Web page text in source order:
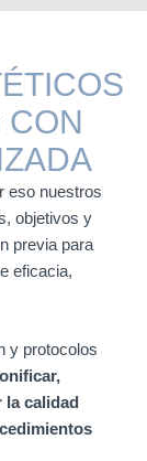
CON
eso nuestros
objetivos y
previa para
eficacia,
y protocolos
calidad